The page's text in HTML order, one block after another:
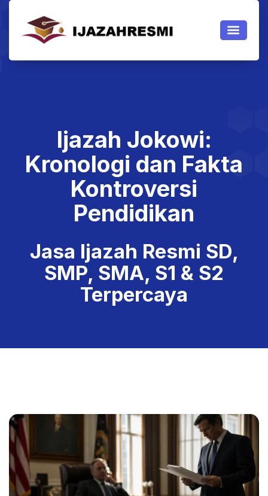
Ijazah Jokowi:
Kronologi dan Fakta
Kontroversi
Pendidikan
Jasa Ijazah Resmi SD,
SMP, SMA, S1 & S2
Terpercaya